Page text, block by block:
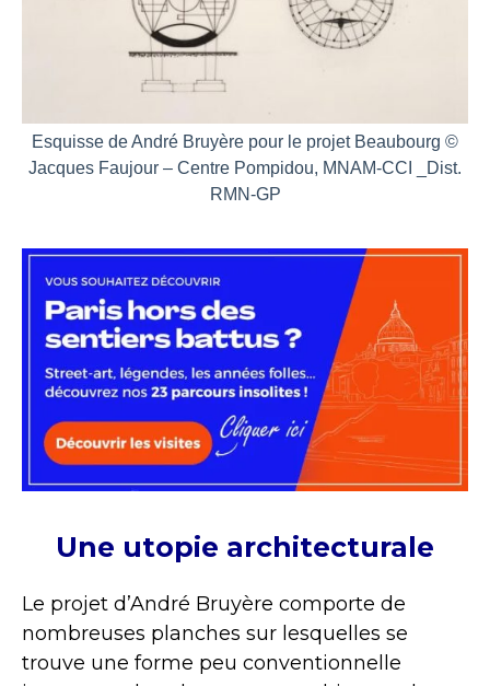
Esquisse de André Bruyère pour le projet Beaubourg ©
Jacques Faujour – Centre Pompidou, MNAM-CCI _Dist.
RMN-GP
Une utopie architecturale
Le projet d’André Bruyère comporte de
nombreuses planches sur lesquelles se
trouve une forme peu conventionnelle